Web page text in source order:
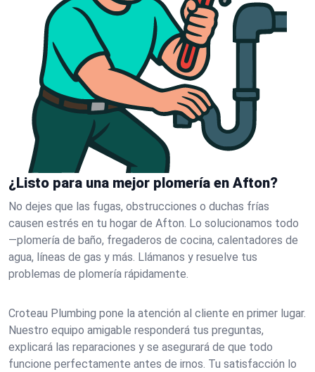
¿Listo para una mejor plomería en Afton?
No dejes que las fugas, obstrucciones o duchas frías
causen estrés en tu hogar de Afton. Lo solucionamos todo
—plomería de baño, fregaderos de cocina, calentadores de
agua, líneas de gas y más. Llámanos y resuelve tus
problemas de plomería rápidamente.
Croteau Plumbing pone la atención al cliente en primer lugar.
Nuestro equipo amigable responderá tus preguntas,
explicará las reparaciones y se asegurará de que todo
funcione perfectamente antes de irnos. Tu satisfacción lo